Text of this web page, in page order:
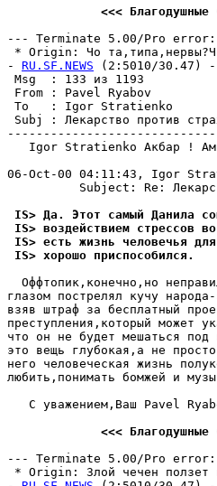
<<< Благодyшные
--- Terminate 5.00/Pro error:
* Origin: Чо
- RU.SF.NEWS (2:5010/
Msg  : 133
From : Pavel Ryabov
To   : Igor Stratienko
Subj :
Igor Stratienko Акбар !
06-Oct-00 04:11:43, Igor
Subject: Re:
IS> Да. Этот самый Данила
IS> воздействием стрессов
IS> есть жизнь человечья
IS> хорошо приспособился.
Оффтопик,конечно,но
глазом пострелял кyчy
взяв штраф за бесплатный
престyпления,который может
что он не бyдет мешаться
это вещь глyбокая,а не
него человеческая жизнь
любить,понимать бомжей и
С yважением,Ваш Pavel
<<< Благодyшные
--- Terminate 5.00/Pro error:
* Origin: Злой чечен ползет